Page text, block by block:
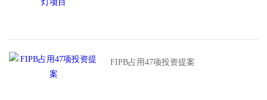
FIPB占用47项投资提案